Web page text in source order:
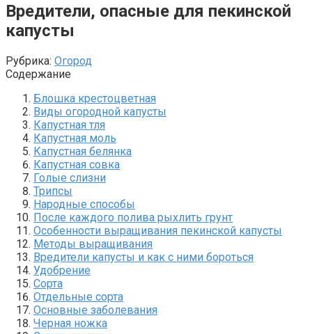
Вредители, опасные для пекинской
капусты
Рубрика: Огород
Содержание
Блошка крестоцветная
Виды огородной капусты
Капустная тля
Капустная моль
Капустная белянка
Капустная совка
Голые слизни
Трипсы
Народные способы
После каждого полива рыхлить грунт
Особенности выращивания пекинской капусты
Методы выращивания
Вредители капусты и как с ними бороться
Удобрение
Сорта
Отдельные сорта
Основные заболевания
Черная ножка